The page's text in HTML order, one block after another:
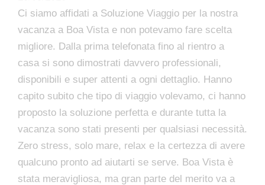
Ci siamo affidati a Soluzione Viaggio per la nostra
vacanza a Boa Vista e non potevamo fare scelta
migliore. Dalla prima telefonata fino al rientro a
casa si sono dimostrati davvero professionali,
disponibili e super attenti a ogni dettaglio. Hanno
capito subito che tipo di viaggio volevamo, ci hanno
proposto la soluzione perfetta e durante tutta la
vacanza sono stati presenti per qualsiasi necessità.
Zero stress, solo mare, relax e la certezza di avere
qualcuno pronto ad aiutarti se serve. Boa Vista è
stata meravigliosa, ma gran parte del merito va a